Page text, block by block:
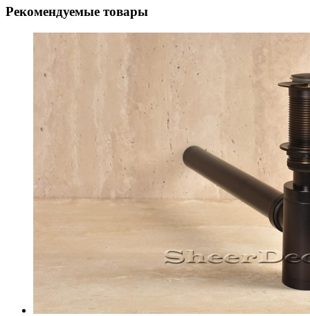
Рекомендуемые товары